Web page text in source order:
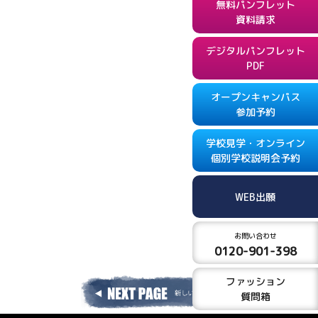
無料パンフレット
資料請求
デジタルパンフレット
PDF
オープンキャンパス
参加予約
学校見学・オンライン
個別学校説明会予約
WEB出願
お問い合わせ
0120-901-398
ファッション
質問箱